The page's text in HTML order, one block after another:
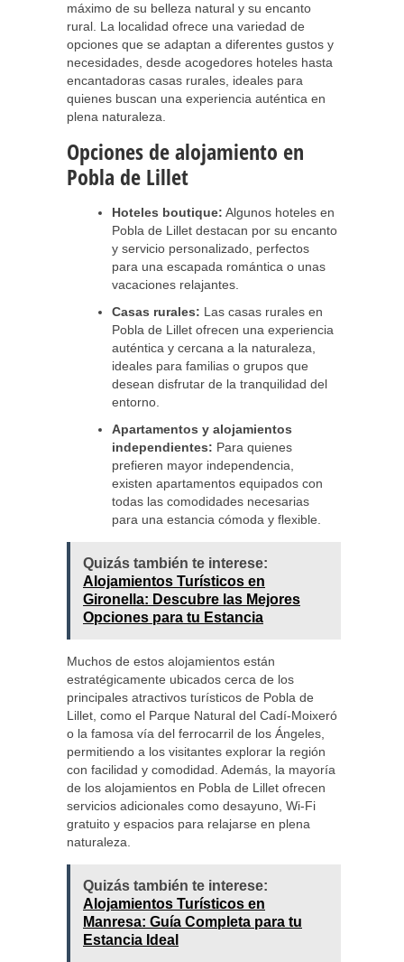
máximo de su belleza natural y su encanto
rural. La localidad ofrece una variedad de
opciones que se adaptan a diferentes gustos y
necesidades, desde acogedores hoteles hasta
encantadoras casas rurales, ideales para
quienes buscan una experiencia auténtica en
plena naturaleza.
Opciones de alojamiento en
Pobla de Lillet
Hoteles boutique: Algunos hoteles en
Pobla de Lillet destacan por su encanto
y servicio personalizado, perfectos
para una escapada romántica o unas
vacaciones relajantes.
Casas rurales: Las casas rurales en
Pobla de Lillet ofrecen una experiencia
auténtica y cercana a la naturaleza,
ideales para familias o grupos que
desean disfrutar de la tranquilidad del
entorno.
Apartamentos y alojamientos
independientes: Para quienes
prefieren mayor independencia,
existen apartamentos equipados con
todas las comodidades necesarias
para una estancia cómoda y flexible.
Quizás también te interese:
Alojamientos Turísticos en
Gironella: Descubre las Mejores
Opciones para tu Estancia
Muchos de estos alojamientos están
estratégicamente ubicados cerca de los
principales atractivos turísticos de Pobla de
Lillet, como el Parque Natural del Cadí-Moixeró
o la famosa vía del ferrocarril de los Ángeles,
permitiendo a los visitantes explorar la región
con facilidad y comodidad. Además, la mayoría
de los alojamientos en Pobla de Lillet ofrecen
servicios adicionales como desayuno, Wi-Fi
gratuito y espacios para relajarse en plena
naturaleza.
Quizás también te interese:
Alojamientos Turísticos en
Manresa: Guía Completa para tu
Estancia Ideal